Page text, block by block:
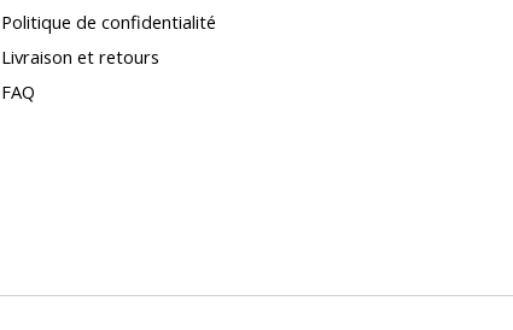
Politique de confidentialité
Livraison et retours
FAQ